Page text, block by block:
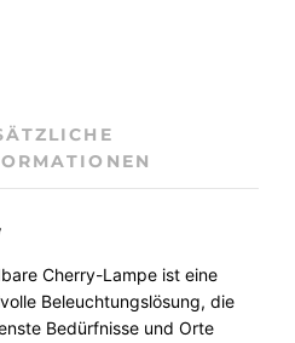
Cherry-Lampe ist eine
Beleuchtungslösung, die
Bedürfnisse und Orte